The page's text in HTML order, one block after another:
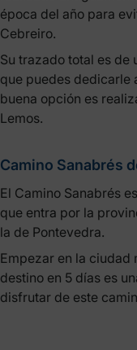
época del año para
Cebreiro.
Su trazado total es de
que puedes dedicarle
buena opción es
Lemos.
Camino Sanabrés
El Camino Sanabrés
que entra por la
la de Pontevedra.
Empezar en la ciudad
destino en 5 días es
disfrutar de este